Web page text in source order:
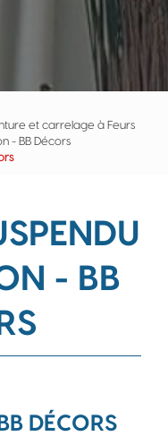
et carrelage à Feurs
- BB Décors
- BB
DÉCORS